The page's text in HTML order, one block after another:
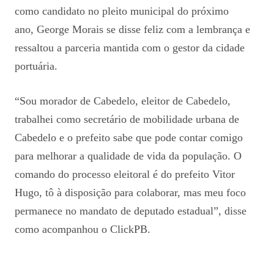
como candidato no pleito municipal do próximo
ano, George Morais se disse feliz com a lembrança e
ressaltou a parceria mantida com o gestor da cidade
portuária.
“Sou morador de Cabedelo, eleitor de Cabedelo,
trabalhei como secretário de mobilidade urbana de
Cabedelo e o prefeito sabe que pode contar comigo
para melhorar a qualidade de vida da população. O
comando do processo eleitoral é do prefeito Vitor
Hugo, tô à disposição para colaborar, mas meu foco
permanece no mandato de deputado estadual”, disse
como acompanhou o ClickPB.